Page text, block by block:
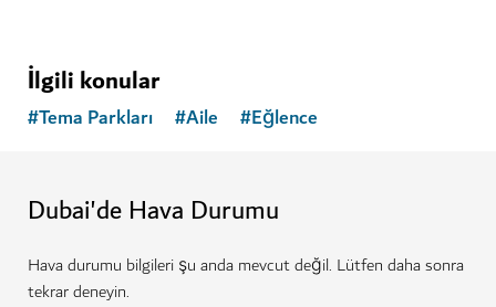
İlgili konular
#Tema Parkları #Aile #Eğlence
Dubai'de Hava Durumu
Hava durumu bilgileri şu anda mevcut değil. Lütfen daha sonra
tekrar deneyin.